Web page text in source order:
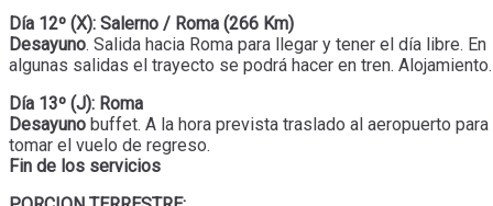
Día 12º (X): Salerno / Roma (266 Km)
Desayuno. Salida hacia Roma para llegar y tener el día libre. En
algunas salidas el trayecto se podrá hacer en tren. Alojamiento.
Día 13º (J): Roma
Desayuno buffet. A la hora prevista traslado al aeropuerto para
tomar el vuelo de regreso.
Fin de los servicios